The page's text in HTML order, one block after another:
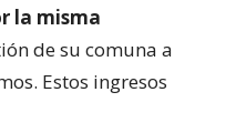
la misma
de su comuna a
Estos ingresos